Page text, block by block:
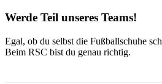
Werde Teil unseres Teams!
Egal, ob du selbst die Fußballschuhe
Beim RSC bist du genau richtig.